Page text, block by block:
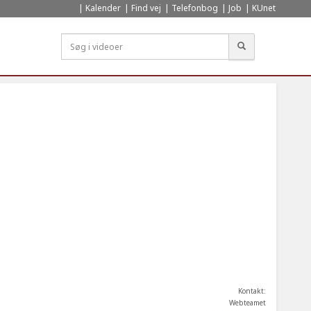
Kalender Find vej Telefonbog Job KUnet
Kontakt:
Webteamet